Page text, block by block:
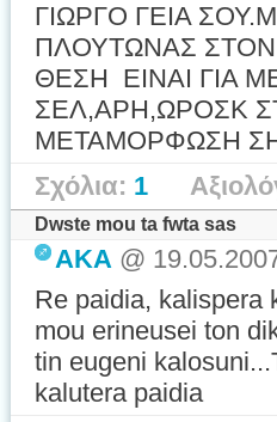
ΓΙΩΡΓΟ ΓΕΙΑ
ΠΛΟΥΤΩΝΑΣ ΣΤΟΝ
ΘΕΣΗ ΕΙΝΑΙ ΓΙΑ
ΣΕΛ,ΑΡΗ,ΩΡΟΣΚ
ΜΕΤΑΜΟΡΦΩΣΗ
Σχόλια: 1
Dwste mou ta fwta sas
AKA @
Re paidia, kalispera
mou erineusei ton
tin eugeni
kalutera paidia